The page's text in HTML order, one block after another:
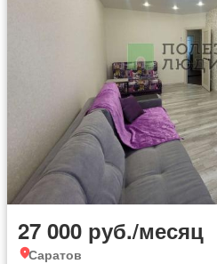
27 000 руб./месяц
Саратов